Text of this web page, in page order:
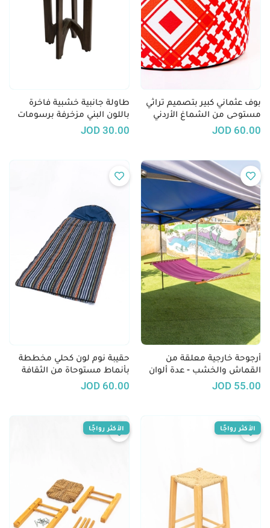
بوف عثماني كبير بتصميم تراثي
مستوحى من الشماغ الأردني
باللونين الأحمر والأبيض
60.00
JOD
طاولة جانبية خشبية فاخرة
باللون البني مزخرفة برسومات
ورود ملونة
30.00
JOD
أرجوحة خارجية معلقة من
القماش والخشب - عدة ألوان
55.00
JOD
حقيبة نوم لون كحلي مخططة
بأنماط مستوحاة من الثقافة
البدوية
60.00
JOD
الأكثر رواجًا الأكثر رواجًا